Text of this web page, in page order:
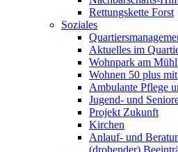
Rettungskette Forst
Soziales
Aktuelles im
Wohnpark am
Wohnen 50 plus
Ambulante Pflege
Jugend- und
Projekt Zukunft
Kirchen
Anlauf- und
(drohender)